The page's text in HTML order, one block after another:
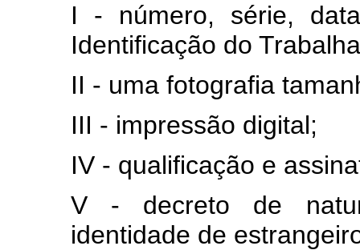
I - número, série,
Identificação do
II - uma fotografia
III - impressão digital;
IV - qualificação e
V - decreto de
identidade de